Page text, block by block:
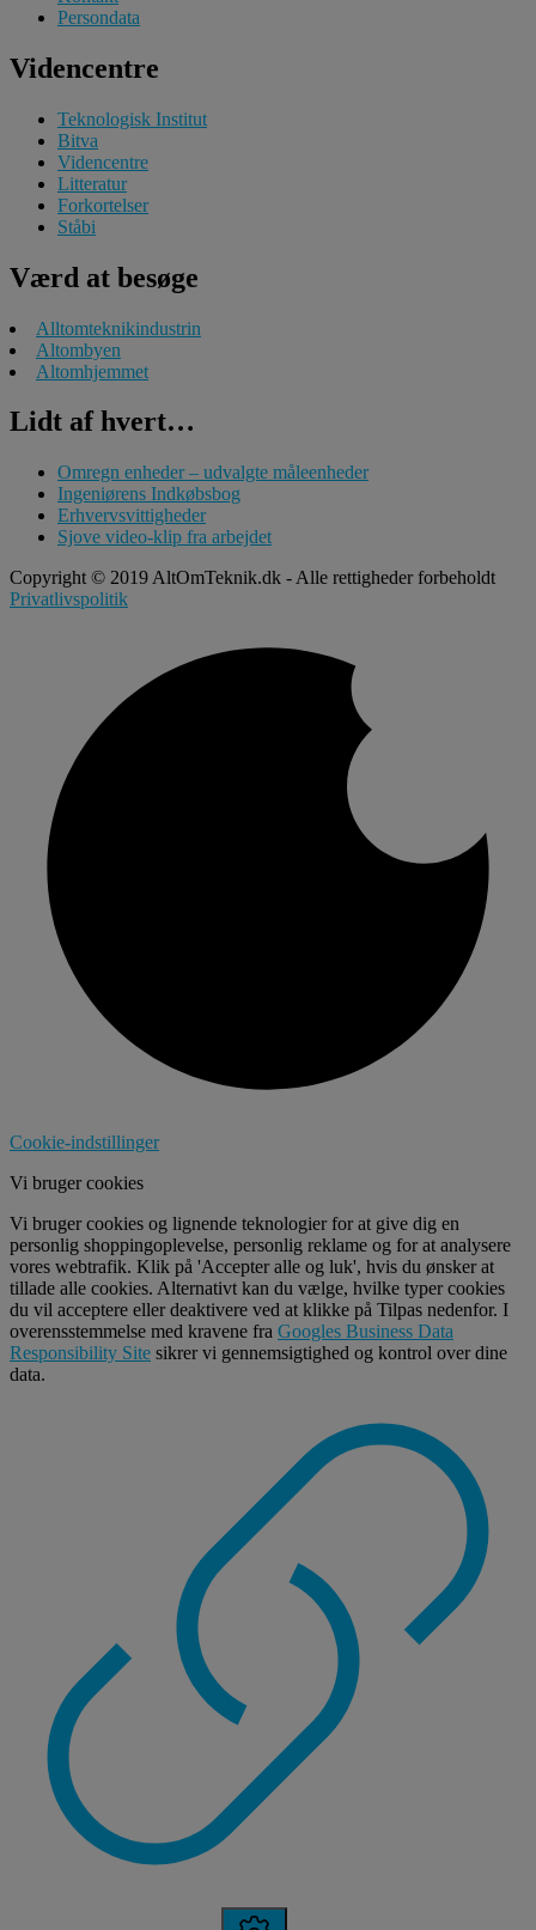
Persondata
Videncentre
Teknologisk Institut
Bitva
Videncentre
Litteratur
Forkortelser
Ståbi
Værd at besøge
Alltomteknikindustrin
Altombyen
Altomhjemmet
Lidt af hvert…
Omregn enheder – udvalgte måleenheder
Ingeniørens Indkøbsbog
Erhvervsvittigheder
Sjove video-klip fra arbejdet
Copyright © 2019 AltOmTeknik.dk - Alle rettigheder forbeholdt
Privatlivspolitik
Cookie-indstillinger
Vi bruger cookies
Vi bruger cookies og lignende teknologier for at give dig en
personlig shoppingoplevelse, personlig reklame og for at analysere
vores webtrafik. Klik på 'Accepter alle og luk', hvis du ønsker at
tillade alle cookies. Alternativt kan du vælge, hvilke typer cookies
du vil acceptere eller deaktivere ved at klikke på Tilpas nedenfor. I
overensstemmelse med kravene fra Googles Business Data
Responsibility Site sikrer vi gennemsigtighed og kontrol over dine
data.